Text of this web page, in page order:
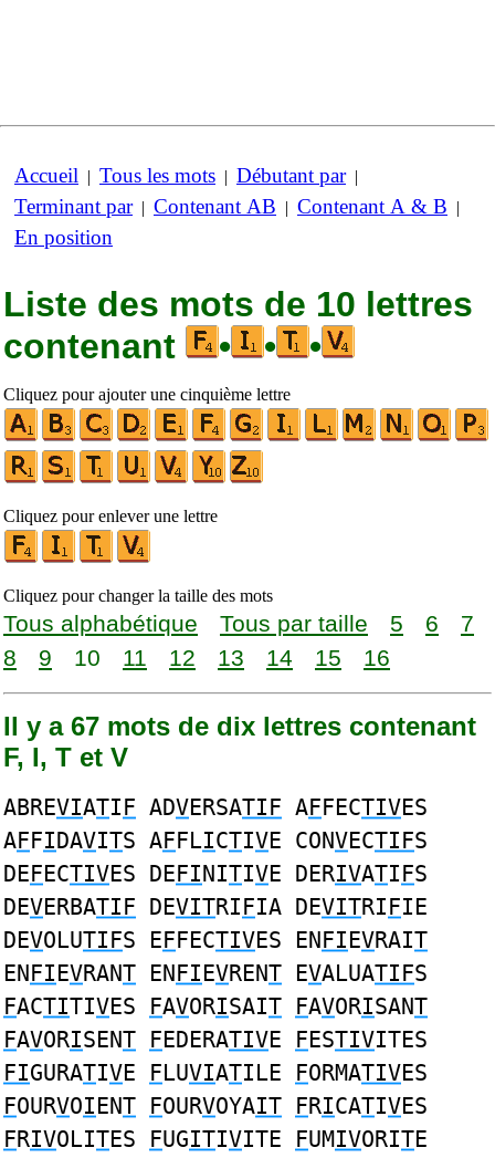
Accueil | Tous les mots | Débutant par|
Terminant par| Contenant AB | Contenant A & B |
En position
Liste des mots de 10 lettres
contenant
• • •
Cliquez pour ajouter une cinquième lettre
Cliquez pour enlever une lettre
Cliquez pour changer la taille des mots
Tous alphabétique Tous par taille 5 6
7
8
9 10 11 12 13 14 15 16
Il y a 67 mots de dix lettres contenant
F, I, T et V
ABREVIATIF ADVERSATIF AFFECTIVES
AFFIDAVITS AFFLICTIVE CONVECTIFS
DEFECTIVES DEFINITIVE DERIVATIFS
DEVERBATIF DEVITRIFIA DEVITRIFIE
DEVOLUTIFS EFFECTIVES ENFIEVRAIT
ENFIEVRANT ENFIEVRENT EVALUATIFS
FACTITIVES FAVORISAIT FAVORISANT
FAVORISENT FEDERATIVE FESTIVITES
FIGURATIVE FLUVIATILE FORMATIVES
FOURVOIENT FOURVOYAIT FRICATIVES
FRIVOLITES FUGITIVITE FUMIVORITE